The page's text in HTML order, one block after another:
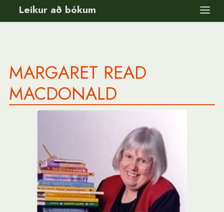
Leikur að bókum
MARGARET READ
MACDONALD